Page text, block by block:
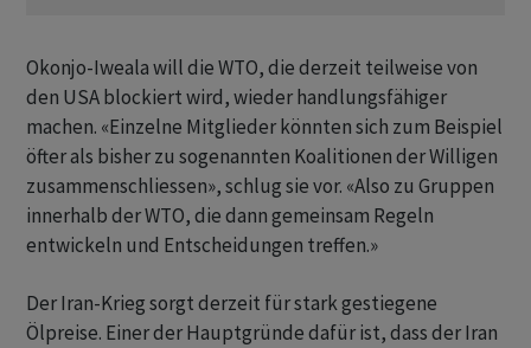
Okonjo-Iweala will die WTO, die derzeit teilweise von
‌den USA blockiert wird, wieder handlungsfähiger
machen. «Einzelne Mitglieder könnten sich zum Beispiel
öfter als bisher zu sogenannten Koalitionen der Willigen
zusammenschliessen», schlug sie ​vor. «Also ​zu Gruppen
innerhalb der WTO, ⁠die dann gemeinsam Regeln
entwickeln und Entscheidungen ​treffen.»
Der Iran-Krieg sorgt ⁠derzeit für stark gestiegene
Ölpreise. Einer der Hauptgründe dafür ist, dass ‌der Iran